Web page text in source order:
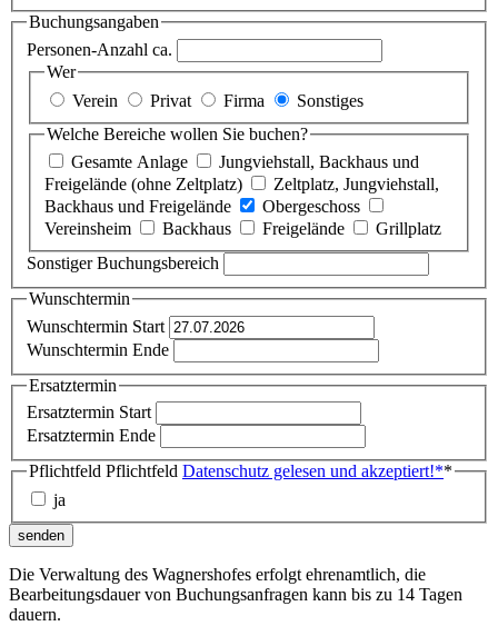
Buchungsangaben
Personen-Anzahl ca.
Wer
Verein
Privat Firma
Sonstiges
Welche Bereiche wollen Sie buchen?
Gesamte Anlage
Jungviehstall, Backhaus und
Freigelände (ohne Zeltplatz)
Zeltplatz, Jungviehstall,
Backhaus und Freigelände
Obergeschoss
Vereinsheim
Backhaus Freigelände
Grillplatz
Sonstiger Buchungsbereich
Wunschtermin
Wunschtermin Start
Wunschtermin Ende
Ersatztermin
Ersatztermin Start
Ersatztermin Ende
Pflichtfeld Pflichtfeld Datenschutz gelesen und akzeptiert!**
ja
senden
Die Verwaltung des Wagnershofes erfolgt ehrenamtlich, die
Bearbeitungsdauer von Buchungsanfragen kann bis zu 14 Tagen
dauern.